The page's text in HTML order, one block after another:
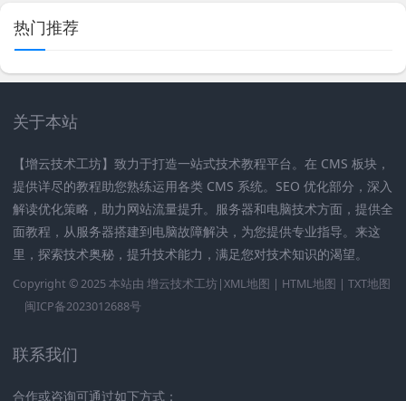
热门推荐
关于本站
【增云技术工坊】致力于打造一站式技术教程平台。在 CMS 板块，
提供详尽的教程助您熟练运用各类 CMS 系统。SEO 优化部分，深入
解读优化策略，助力网站流量提升。服务器和电脑技术方面，提供全
面教程，从服务器搭建到电脑故障解决，为您提供专业指导。来这
里，探索技术奥秘，提升技术能力，满足您对技术知识的渴望。
Copyright © 2025 本站由 增云技术工坊|XML地图 | HTML地图 | TXT地图
闽ICP备2023012688号
联系我们
合作或咨询可通过如下方式：